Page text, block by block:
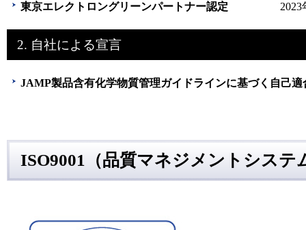
東京エレクトロングリーンパートナー認定 2023
2. 自社による宣言
JAMP製品含有化学物質管理ガイドラインに基づく自
ISO9001（品質マネジメントシステ